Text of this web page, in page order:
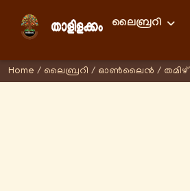
ലൈബ്രറി
Home / ലൈബ്രറി / ഓണ്‍ലൈന്‍ / തമിഴ്